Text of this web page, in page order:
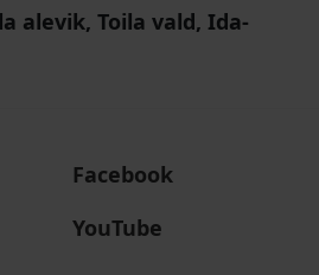
alevik, Toila vald, Ida-
Facebook
YouTube